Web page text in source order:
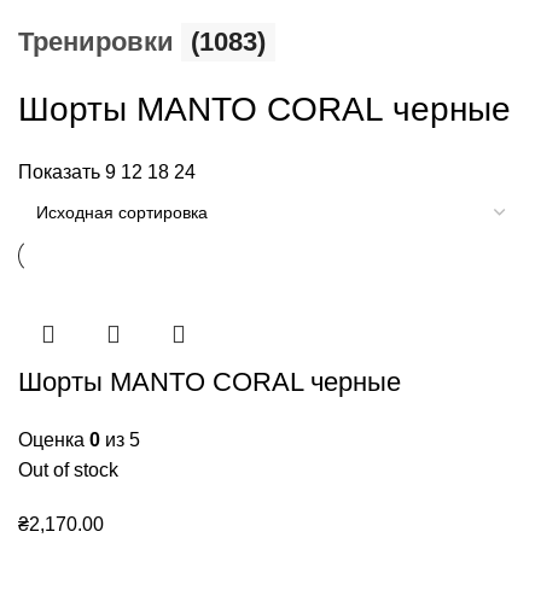
Тренировки (1083)
Шорты MANTO CORAL черные
Показать 9 12 18 24
Шорты MANTO CORAL черные
Оценка 0 из 5
Out of stock
₴2,170.00